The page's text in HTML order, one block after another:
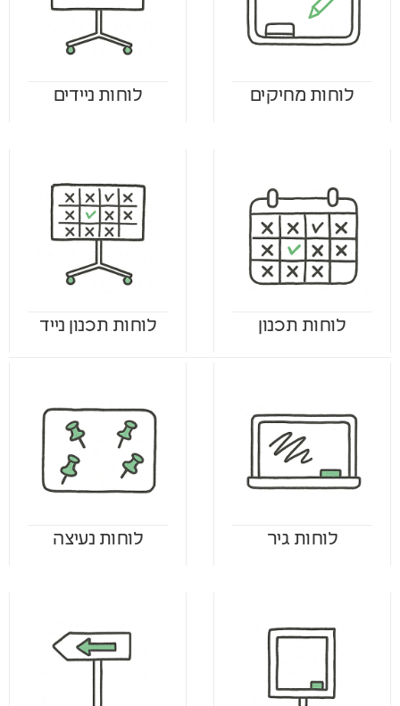
לוחות מחיקים לוחות ניידים
לוחות תכנון לוחות תכנון נייד
לוחות גיר לוחות נעיצה